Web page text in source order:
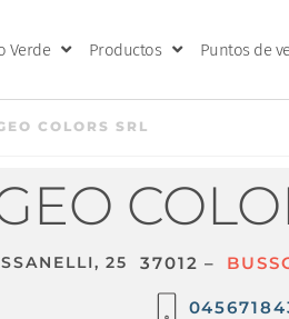
Verde Productos Puntos de
COLORS SRL
25 37012 –